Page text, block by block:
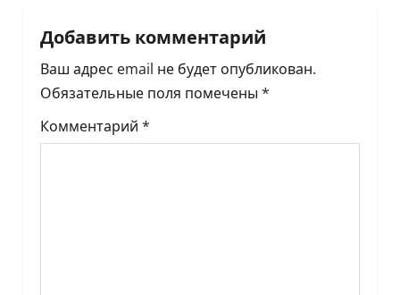
и
я
п
о
Добавить комментарий
Ваш адрес email не будет опубликован.
Обязательные поля помечены *
Комментарий *